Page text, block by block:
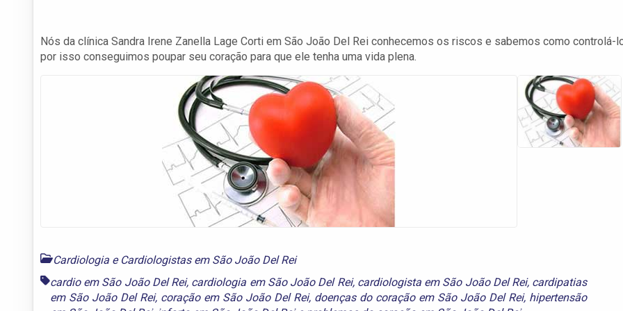
Nós da clínica Sandra Irene Zanella Lage Corti em São João Del Rei conhecemos os riscos e sabemos como controlá-
por isso conseguimos poupar seu coração para que ele tenha uma vida plena.
Cardiologia e Cardiologistas em São João Del Rei
cardio em São João Del Rei, cardiologia em São João Del Rei, cardiologista em São João Del Rei, cardipatias
em São João Del Rei, coração em São João Del Rei, doenças do coração em São João Del Rei, hipertensão